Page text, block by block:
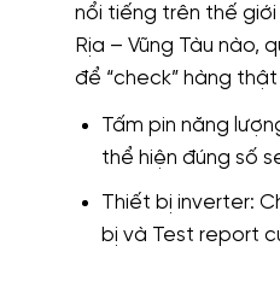
nổi tiếng trên thế giới
Rịa – Vũng Tàu nào,
để “check” hàng
Tấm pin năng
thể hiện đúng số
Thiết bị inverter:
bị và Test report